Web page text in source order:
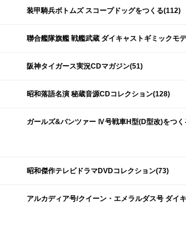
装甲騎兵ボトムズ スコープドッグをつくる(112)
聯合艦隊旗艦 戦艦武蔵 ダイキャストギミックモ
阪神タイガース実況CDマガジン(51)
昭和落語名演 秘蔵音源CDコレクション(128)
昭和傑作テレビドラマDVDコレクション(73)